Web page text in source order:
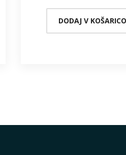
DODAJ V KOŠARICO